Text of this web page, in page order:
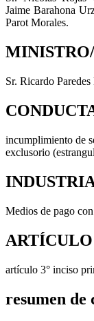
Jaime Barahona
Parot Morales.
Sr. Ricardo
incumplimiento de
exclusorio
Medios de pago
artículo 3° inciso
resumen de